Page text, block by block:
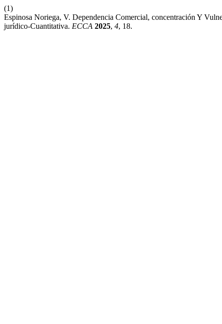
(1)
Espinosa Noriega, V. Dependencia Comercial, concentración Y
jurídico-Cuantitativa. ECCA 2025, 4, 18.